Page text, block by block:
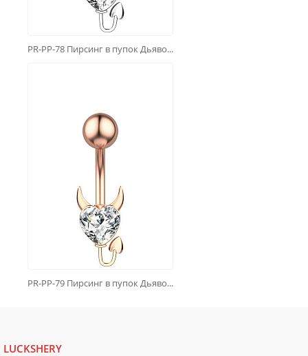
PR-PP-78 Пирсинг в пупок Дьяво...
PR-PP-79 Пирсинг в пупок Дьяво...
LUCKSHERY